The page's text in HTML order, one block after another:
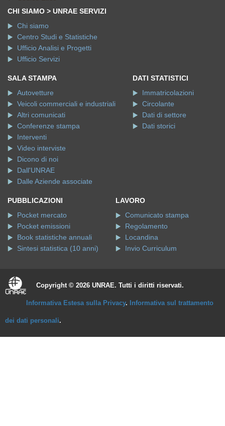
Centro Studi e Statistiche
Ufficio Analisi e Progetti
Ufficio Servizi
Veicoli commerciali e industriali
Altri comunicati
Conferenze stampa
Interventi
Video interviste
Dicono di noi
Dall'UNRAE
Dalle Aziende associate
Circolante
Dati di settore
Dati storici
Pocket emissioni
Book statistiche annuali
Sintesi statistica (10 anni)
Regolamento
Locandina
Invio Curriculum